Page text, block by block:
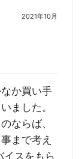
2021年10月
か買い手
ました。
ならば、
まで考え
イスをもら